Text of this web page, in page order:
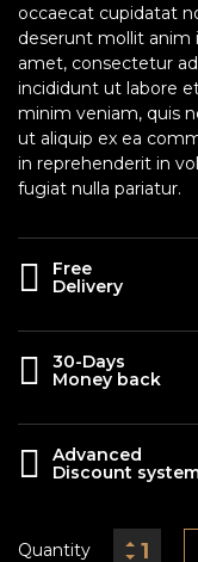
occaecat cupidatat
deserunt mollit anim
amet, consectetur
incididunt ut labore
minim veniam, quis
ut aliquip ex ea
in reprehenderit in
fugiat nulla pariatur.
Free
Delivery
30-Days
Money back
Advanced
Discount
Quantity